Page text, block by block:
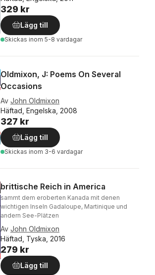
329 kr
Lägg till
Skickas inom 5-8 vardagar
Oldmixon, J: Poems On Several
Occasions
Av John Oldmixon
Häftad, Engelska, 2008
327 kr
Lägg till
Skickas inom 3-6 vardagar
brittische Reich in America
sammt dem eroberten Kanada mit denen
wichtigen Inseln Gadaloupe, Martinique und
andern See-Plätzen
Av John Oldmixon
Häftad, Tyska, 2016
279 kr
Lägg till